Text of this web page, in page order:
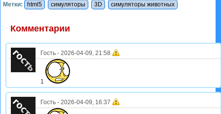
Метки:
html5 симуляторы 3D симуляторы животных
Комментарии
Гость - 2026-04-09, 21:58
1
Гость - 2026-04-09, 16:37